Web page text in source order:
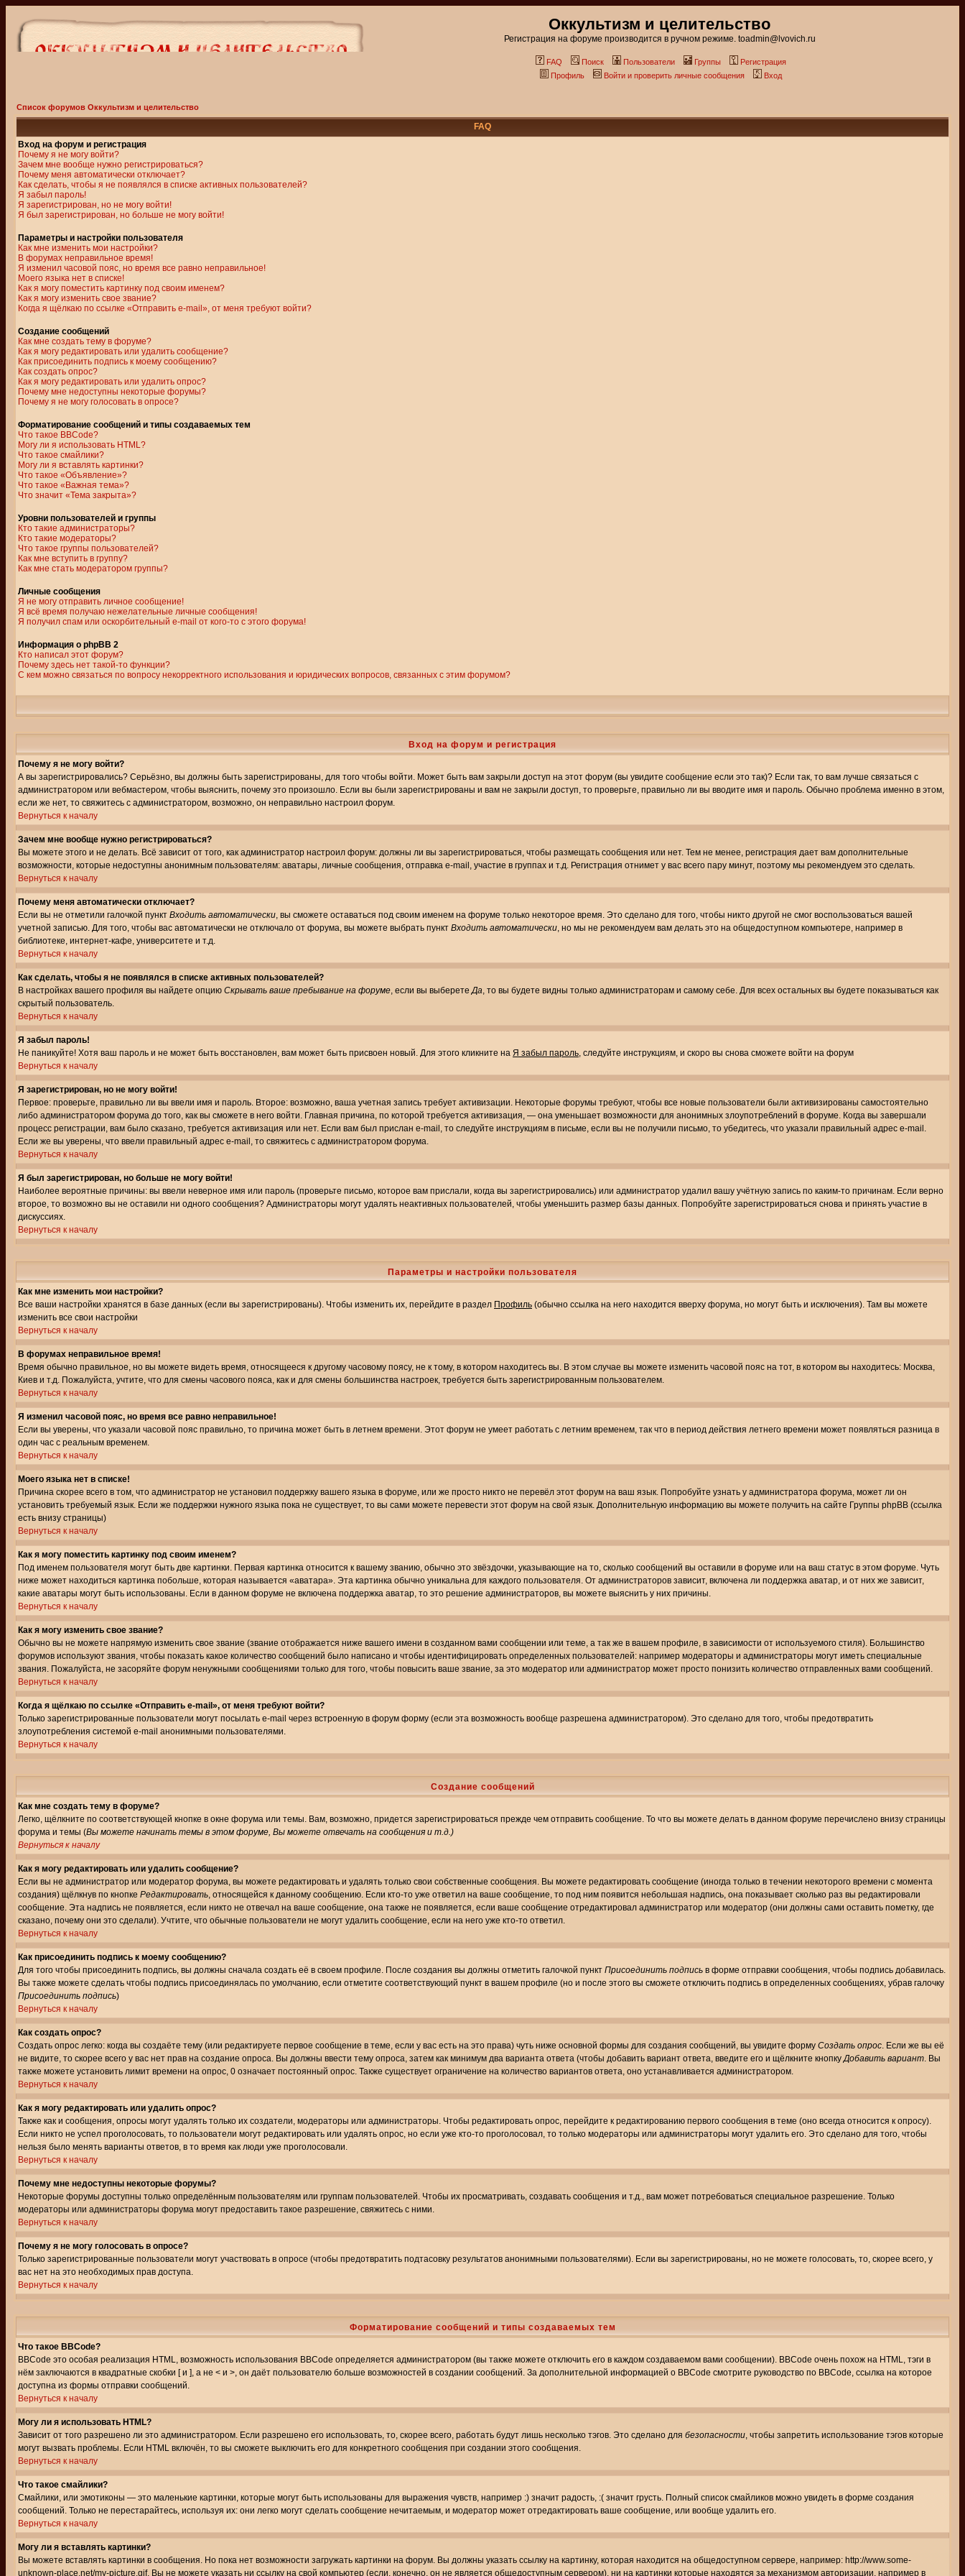
Оккультизм и целительство
Регистрация на форуме производится в ручном режиме. toadmin@lvovich.ru
FAQ Поиск Пользователи Группы
Регистрация
Профиль
Войти и проверить личные сообщения Вход
Список форумов Оккультизм и целительство
FAQ
Вход на форум и регистрация
Почему я не могу войти?
Зачем мне вообще нужно регистрироваться?
Почему меня автоматически отключает?
Как сделать, чтобы я не появлялся в списке активных пользователей?
Я забыл пароль!
Я зарегистрирован, но не могу войти!
Я был зарегистрирован, но больше не могу войти!
Параметры и настройки пользователя
Как мне изменить мои настройки?
В форумах неправильное время!
Я изменил часовой пояс, но время все равно неправильное!
Моего языка нет в списке!
Как я могу поместить картинку под своим именем?
Как я могу изменить свое звание?
Когда я щёлкаю по ссылке «Отправить e-mail», от меня требуют войти?
Создание сообщений
Как мне создать тему в форуме?
Как я могу редактировать или удалить сообщение?
Как присоединить подпись к моему сообщению?
Как создать опрос?
Как я могу редактировать или удалить опрос?
Почему мне недоступны некоторые форумы?
Почему я не могу голосовать в опросе?
Форматирование сообщений и типы создаваемых тем
Что такое BBCode?
Могу ли я использовать HTML?
Что такое смайлики?
Могу ли я вставлять картинки?
Что такое «Объявление»?
Что такое «Важная тема»?
Что значит «Тема закрыта»?
Уровни пользователей и группы
Кто такие администраторы?
Кто такие модераторы?
Что такое группы пользователей?
Как мне вступить в группу?
Как мне стать модератором группы?
Личные сообщения
Я не могу отправить личное сообщение!
Я всё время получаю нежелательные личные сообщения!
Я получил спам или оскорбительный e-mail от кого-то с этого форума!
Информация о phpBB 2
Кто написал этот форум?
Почему здесь нет такой-то функции?
С кем можно связаться по вопросу некорректного использования и юридических вопросов, связанных с этим форумом?
Вход на форум и регистрация
Почему я не могу войти?
А вы зарегистрировались? Серьёзно, вы должны быть зарегистрированы, для того чтобы войти. Может быть вам закрыли доступ на этот форум (вы увидите сообщение если это так)? Если так, то вам лучше связаться с
администратором или вебмастером, чтобы выяснить, почему это произошло. Если вы были зарегистрированы и вам не закрыли доступ, то проверьте, правильно ли вы вводите имя и пароль. Обычно проблема именно в этом,
если же нет, то свяжитесь с администратором, возможно, он неправильно настроил форум.
Вернуться к началу
Зачем мне вообще нужно регистрироваться?
Вы можете этого и не делать. Всё зависит от того, как администратор настроил форум: должны ли вы зарегистрироваться, чтобы размещать сообщения или нет. Тем не менее, регистрация дает вам дополнительные
возможности, которые недоступны анонимным пользователям: аватары, личные сообщения, отправка e-mail, участие в группах и т.д. Регистрация отнимет у вас всего пару минут, поэтому мы рекомендуем это сделать.
Вернуться к началу
Почему меня автоматически отключает?
Если вы не отметили галочкой пункт Входить автоматически, вы сможете оставаться под своим именем на форуме только некоторое время. Это сделано для того, чтобы никто другой не смог воспользоваться вашей
учетной записью. Для того, чтобы вас автоматически не отключало от форума, вы можете выбрать пункт Входить автоматически, но мы не рекомендуем вам делать это на общедоступном компьютере, например в
библиотеке, интернет-кафе, университете и т.д.
Вернуться к началу
Как сделать, чтобы я не появлялся в списке активных пользователей?
В настройках вашего профиля вы найдете опцию Скрывать ваше пребывание на форуме, если вы выберетеДа, то вы будете видны только администраторам и самому себе. Для всех остальных вы будете показываться как
скрытый пользователь.
Вернуться к началу
Я забыл пароль!
Не паникуйте! Хотя ваш пароль и не может быть восстановлен, вам может быть присвоен новый. Для этого кликните на Я забыл пароль, следуйте инструкциям, и скоро вы снова сможете войти на форум
Вернуться к началу
Я зарегистрирован, но не могу войти!
Первое: проверьте, правильно ли вы ввели имя и пароль. Второе: возможно, ваша учетная запись требует активизации. Некоторые форумы требуют, чтобы все новые пользователи были активизированы самостоятельно
либо администратором форума до того, как вы сможете в него войти. Главная причина, по которой требуется активизация, — она уменьшает возможности для анонимных злоупотреблений в форуме. Когда вы завершали
процесс регистрации, вам было сказано, требуется активизация или нет. Если вам был прислан e-mail, то следуйте инструкциям в письме, если вы не получили письмо, то убедитесь, что указали правильный адрес e-mail.
Если же вы уверены, что ввели правильный адрес e-mail, то свяжитесь с администратором форума.
Вернуться к началу
Я был зарегистрирован, но больше не могу войти!
Наиболее вероятные причины: вы ввели неверное имя или пароль (проверьте письмо, которое вам прислали, когда вы зарегистрировались) или администратор удалил вашу учётную запись по каким-то причинам. Если верно
второе, то возможно вы не оставили ни одного сообщения? Администраторы могут удалять неактивных пользователей, чтобы уменьшить размер базы данных. Попробуйте зарегистрироваться снова и принять участие в
дискуссиях.
Вернуться к началу
Параметры и настройки пользователя
Как мне изменить мои настройки?
Все ваши настройки хранятся в базе данных (если вы зарегистрированы). Чтобы изменить их, перейдите в раздел Профиль (обычно ссылка на него находится вверху форума, но могут быть и исключения). Там вы можете
изменить все свои настройки
Вернуться к началу
В форумах неправильное время!
Время обычно правильное, но вы можете видеть время, относящееся к другому часовому поясу, не к тому, в котором находитесь вы. В этом случае вы можете изменить часовой пояс на тот, в котором вы находитесь: Москва,
Киев и т.д. Пожалуйста, учтите, что для смены часового пояса, как и для смены большинства настроек, требуется быть зарегистрированным пользователем.
Вернуться к началу
Я изменил часовой пояс, но время все равно неправильное!
Если вы уверены, что указали часовой пояс правильно, то причина может быть в летнем времени. Этот форум не умеет работать с летним временем, так что в период действия летнего времени может появляться разница в
один час с реальным временем.
Вернуться к началу
Моего языка нет в списке!
Причина скорее всего в том, что администратор не установил поддержку вашего языка в форуме, или же просто никто не перевёл этот форум на ваш язык. Попробуйте узнать у администратора форума, может ли он
установить требуемый язык. Если же поддержки нужного языка пока не существует, то вы сами можете перевести этот форум на свой язык. Дополнительную информацию вы можете получить на сайте Группы phpBB (ссылка
есть внизу страницы)
Вернуться к началу
Как я могу поместить картинку под своим именем?
Под именем пользователя могут быть две картинки. Первая картинка относится к вашему званию, обычно это звёздочки, указывающие на то, сколько сообщений вы оставили в форуме или на ваш статус в этом форуме. Чуть
ниже может находиться картинка побольше, которая называется «аватара». Эта картинка обычно уникальна для каждого пользователя. От администраторов зависит, включена ли поддержка аватар, и от них же зависит,
какие аватары могут быть использованы. Если в данном форуме не включена поддержка аватар, то это решение администраторов, вы можете выяснить у них причины.
Вернуться к началу
Как я могу изменить свое звание?
Обычно вы не можете напрямую изменить свое звание (звание отображается ниже вашего имени в созданном вами сообщении или теме, а так же в вашем профиле, в зависимости от используемого стиля). Большинство
форумов используют звания, чтобы показать какое количество сообщений было написано и чтобы идентифицировать определенных пользователей: например модераторы и администраторы могут иметь специальные
звания. Пожалуйста, не засоряйте форум ненужными сообщениями только для того, чтобы повысить ваше звание, за это модератор или администратор может просто понизить количество отправленных вами сообщений.
Вернуться к началу
Когда я щёлкаю по ссылке «Отправить e-mail», от меня требуют войти?
Только зарегистрированные пользователи могут посылать e-mail через встроенную в форум форму (если эта возможность вообще разрешена администратором). Это сделано для того, чтобы предотвратить
злоупотребления системой e-mail анонимными пользователями.
Вернуться к началу
Создание сообщений
Как мне создать тему в форуме?
Легко, щёлкните по соответствующей кнопке в окне форума или темы. Вам, возможно, придется зарегистрироваться прежде чем отправить сообщение. То что вы можете делать в данном форуме перечислено внизу страницы
форума и темы (Вы можете начинать темы в этом форуме, Вы можете отвечать на сообщения и т.д.)
Вернуться к началу
Как я могу редактировать или удалить сообщение?
Если вы не администратор или модератор форума, вы можете редактировать и удалять только свои собственные сообщения. Вы можете редактировать сообщение (иногда только в течении некоторого времени с момента
создания) щёлкнув по кнопке Редактировать, относящейся к данному сообщению. Если кто-то уже ответил на ваше сообщение, то под ним появится небольшая надпись, она показывает сколько раз вы редактировали
сообщение. Эта надпись не появляется, если никто не отвечал на ваше сообщение, она также не появляется, если ваше сообщение отредактировал администратор или модератор (они должны сами оставить пометку, где
сказано, почему они это сделали). Учтите, что обычные пользователи не могут удалить сообщение, если на него уже кто-то ответил.
Вернуться к началу
Как присоединить подпись к моему сообщению?
Для того чтобы присоединить подпись, вы должны сначала создать её в своем профиле. После создания вы должны отметить галочкой пункт Присоединить подпись в форме отправки сообщения, чтобы подпись добавилась.
Вы также можете сделать чтобы подпись присоединялась по умолчанию, если отметите соответствующий пункт в вашем профиле (но и после этого вы сможете отключить подпись в определенных сообщениях, убрав галочку
Присоединить подпись)
Вернуться к началу
Как создать опрос?
Создать опрос легко: когда вы создаёте тему (или редактируете первое сообщение в теме, если у вас есть на это права) чуть ниже основной формы для создания сообщений, вы увидите форму Создать опрос. Если же вы её
не видите, то скорее всего у вас нет прав на создание опроса. Вы должны ввести тему опроса, затем как минимум два варианта ответа (чтобы добавить вариант ответа, введите его и щёлкните кнопкуДобавить вариант. Вы
также можете установить лимит времени на опрос, 0 означает постоянный опрос. Также существует ограничение на количество вариантов ответа, оно устанавливается администратором.
Вернуться к началу
Как я могу редактировать или удалить опрос?
Также как и сообщения, опросы могут удалять только их создатели, модераторы или администраторы. Чтобы редактировать опрос, перейдите к редактированию первого сообщения в теме (оно всегда относится к опросу).
Если никто не успел проголосовать, то пользователи могут редактировать или удалять опрос, но если уже кто-то проголосовал, то только модераторы или администраторы могут удалить его. Это сделано для того, чтобы
нельзя было менять варианты ответов, в то время как люди уже проголосовали.
Вернуться к началу
Почему мне недоступны некоторые форумы?
Некоторые форумы доступны только определённым пользователям или группам пользователей. Чтобы их просматривать, создавать сообщения и т.д., вам может потребоваться специальное разрешение. Только
модераторы или администраторы форума могут предоставить такое разрешение, свяжитесь с ними.
Вернуться к началу
Почему я не могу голосовать в опросе?
Только зарегистрированные пользователи могут участвовать в опросе (чтобы предотвратить подтасовку результатов анонимными пользователями). Если вы зарегистрированы, но не можете голосовать, то, скорее всего, у
вас нет на это необходимых прав доступа.
Вернуться к началу
Форматирование сообщений и типы создаваемых тем
Что такое BBCode?
BBCode это особая реализация HTML, возможность использования BBCode определяется администратором (вы также можете отключить его в каждом создаваемом вами сообщении). BBCode очень похож на HTML, тэги в
нём заключаются в квадратные скобки [ и ], а не < и >, он даёт пользователю больше возможностей в создании сообщений. За дополнительной информацией о BBCode смотрите руководство по BBCode, ссылка на которое
доступна из формы отправки сообщений.
Вернуться к началу
Могу ли я использовать HTML?
Зависит от того разрешено ли это администратором. Если разрешено его использовать, то, скорее всего, работать будут лишь несколько тэгов. Это сделано для безопасности, чтобы запретить использование тэгов которые
могут вызвать проблемы. Если HTML включён, то вы сможете выключить его для конкретного сообщения при создании этого сообщения.
Вернуться к началу
Что такое смайлики?
Смайлики, или эмотиконы — это маленькие картинки, которые могут быть использованы для выражения чувств, например :) значит радость, :( значит грусть. Полный список смайликов можно увидеть в форме создания
сообщений. Только не перестарайтесь, используя их: они легко могут сделать сообщение нечитаемым, и модератор может отредактировать ваше сообщение, или вообще удалить его.
Вернуться к началу
Могу ли я вставлять картинки?
Вы можете вставлять картинки в сообщения. Но пока нет возможности загружать картинки на форум. Вы должны указать ссылку на картинку, которая находится на общедоступном сервере, например: http://www.some-
unknown-place.net/my-picture.gif. Вы не можете указать ни ссылку на свой компьютер (если, конечно, он не является общедоступным сервером), ни на картинки которые находятся за механизмом авторизации, например в